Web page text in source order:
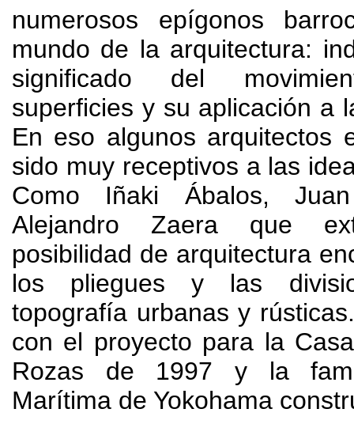
numerosos epígonos
mundo de la arquitectura:
significado del
superficies y su aplicación a
En eso algunos arquitectos
sido muy receptivos a las
Como Iñaki Ábalos,
Alejandro Zaera que
posibilidad de arquitectura
los pliegues y las
topografía urbanas y rústicas
con el proyecto para la
Rozas de 1997y la
Marítima de Yokohama